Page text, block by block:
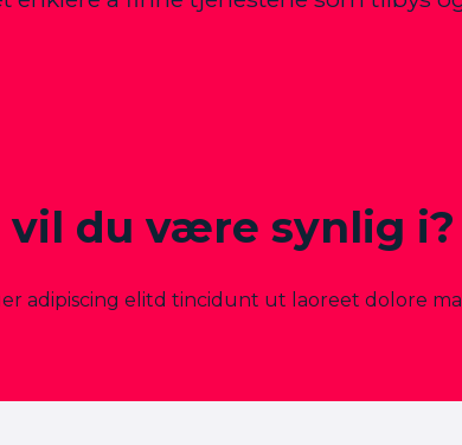
du være synlig i?
adipiscing elitd tincidunt ut laoreet dolore